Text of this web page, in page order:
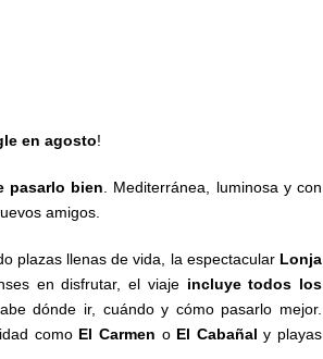
en agosto!
pasarlo bien . Mediterránea, luminosa y con
amigos.
plazas llenas de vida, la espectacular Lonja
en disfrutar, el viaje incluye todos los
dónde ir, cuándo y cómo pasarlo mejor.
como El Carmen o El Cabañal y playas